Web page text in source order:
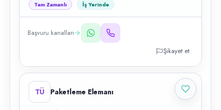
Tam Zamanlı İş Yerinde
Başvuru kanalları
Şikayet et
TÜ Paketleme Elemanı